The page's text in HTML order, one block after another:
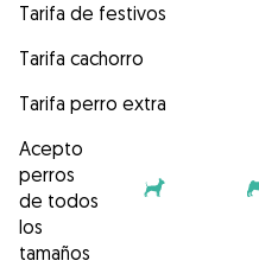
Tarifa de festivos
Tarifa cachorro
Tarifa perro extra
Acepto
perros
de todos
los
tamaños